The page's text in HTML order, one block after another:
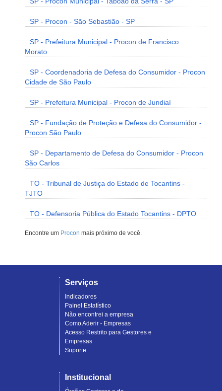
SP - Procon - São Sebastião - SP
SP - Prefeitura Municipal - Procon de Francisco
Morato
SP - Coordenadoria de Defesa do Consumidor - Procon
Cidade de São Paulo
SP - Prefeitura Municipal - Procon de Jundiaí
SP - Fundação de Proteção e Defesa do Consumidor -
Procon São Paulo
SP - Departamento de Defesa do Consumidor - Procon
São Carlos
TO - Tribunal de Justiça do Estado de Tocantins -
TJTO
TO - Defensoria Pública do Estado Tocantins - DPTO
Encontre um Procon mais próximo de você.
Serviços
Indicadores
Painel Estatístico
Não encontrei a empresa
Como Aderir - Empresas
Acesso Restrito para Gestores e
Empresas
Suporte
Institucional